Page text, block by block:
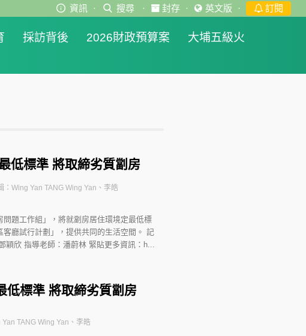
資訊 · 搜尋 · 封存 · 英文版 · 訂閱
採訪背後 2026財政預算案
大埔五級火
低標準 將取締劣質劏房
：Wing Yan TANG Wing Yan、李皓
題工作組」，將就劏房居住環境定最低標
廳試行計劃」，提供共同的生活空間。 記
穎欣 指導老師：潘蔚林 緊貼更多資訊：h...
低標準 將取締劣質劏房
TANG Wing Yan、李皓